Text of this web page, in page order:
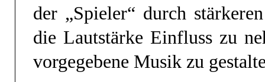
der „Spieler“ durch
die Lautstärke Einfluss zu
vorgegebene Musik zu